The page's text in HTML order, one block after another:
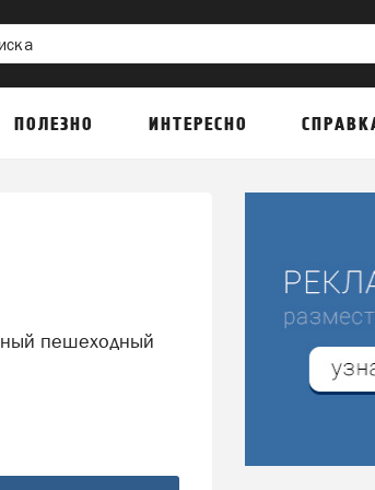
ПОЛЕЗНО ИНТЕРЕСНО